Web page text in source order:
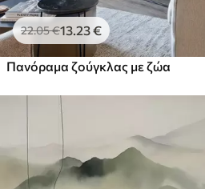
22.05€13.23€
Πανόραμα ζούγκλας με ζώα